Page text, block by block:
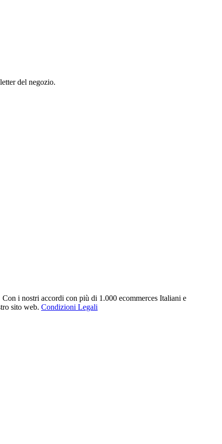
del negozio.
i nostri accordi con più di 1.000 ecommerces Italiani e
sito web. Condizioni Legali